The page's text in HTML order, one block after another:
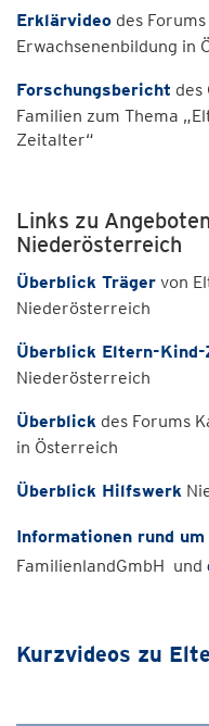
Erklärvideo des
Erwachsenenbildung in
Forschungsbericht des
Familien zum Thema
Zeitalter“
Links zu
Niederösterreich
Überblick Träger von
Niederösterreich
Überblick Eltern-Kind-
Niederösterreich
Überblick des Forums
in Österreich
Überblick Hilfswerk
Informationen rund um
FamilienlandGmbH und
Kurzvideos zu